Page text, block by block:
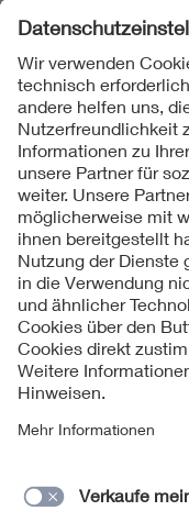
Folgen Sie uns
Kontakte
Service
Impressum
Datenschutzinformationen
Cookie Hinweise
Lieferantenportal